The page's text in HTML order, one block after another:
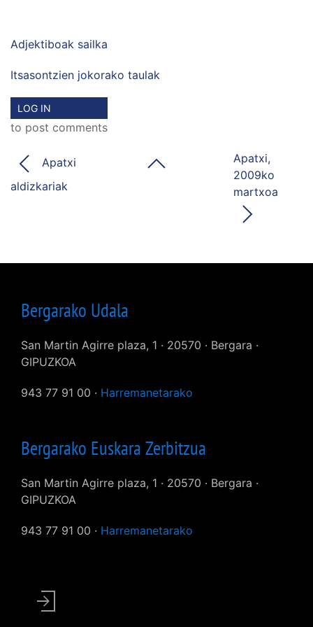
Adjektiboak sailka
Itsasontzien jokorako taulak
LOG IN
to post comments
Apatxi
aldizkariak
Apatxi,
2009ko
martxoa
Bergarako Udala
San Martin Agirre plaza, 1 · 20570 · Bergara ·
GIPUZKOA
943 77 91 00 · Harremanetarako
Bergarako Euskara Zerbitzua
San Martin Agirre plaza, 1 · 20570 · Bergara ·
GIPUZKOA
943 77 91 00 · Harremanetarako
User
account